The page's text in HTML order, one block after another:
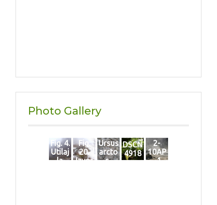
Photo Gallery
Fig. 4.
Utilaj
la
Fig.
20.
Izvor
Ursus
arcto
s-
DSCN
4918
2-
10AP
~1